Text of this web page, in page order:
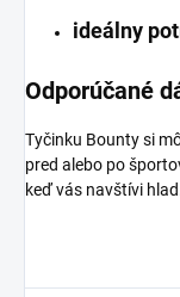
ideálny
Odporúčané
Tyčinku Bounty si
pred alebo po
keď vás navštívi